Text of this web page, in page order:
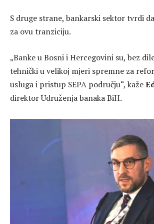
S druge strane, bankarski sektor tvrdi
za ovu tranziciju.
„Banke u Bosni i Hercegovini su, bez
tehnički u velikoj mjeri spremne za
usluga i pristup SEPA području“, kaže
direktor Udruženja banaka BiH.